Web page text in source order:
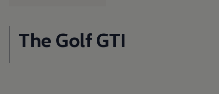
租賃
人才招募
The Golf GTI